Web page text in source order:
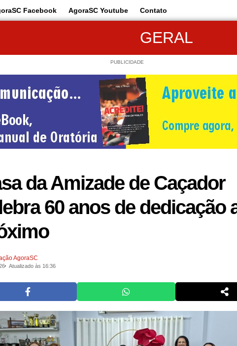
Facebook AgoraSC Youtube Contato
GERAL
PUBLICIDADE
da Amizade de Caçador
60 anos de dedicação
AgoraSC
Atualizado às 16:36